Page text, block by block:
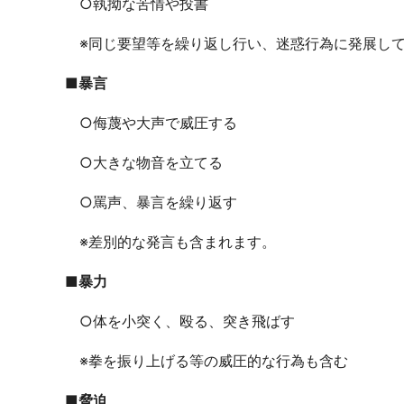
※同じ要望等を繰り返し行い、迷惑行為に発展し
■暴言
○侮蔑や大声で威圧する
○大きな物音を立てる
○罵声、暴言を繰り返す
※差別的な発言も含まれます。
■暴力
○体を小突く、殴る、突き飛ばす
※拳を振り上げる等の威圧的な行為も含む
■脅迫